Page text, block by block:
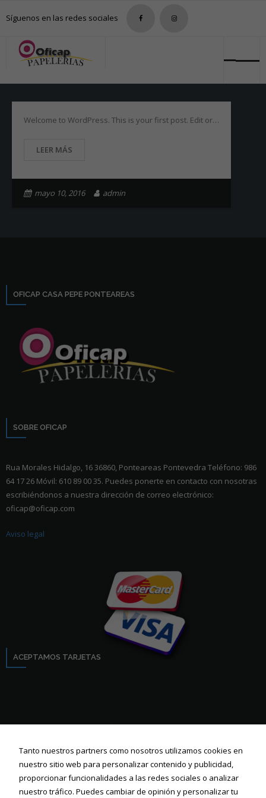
Síguenos en las redes sociales
Tienda
Tarifas
0 productos
Welcome to WordPress. This is your first post. Edit or…
LEER MÁS
mayo 10, 2016 admin
OFICAP CASA PEPE PONTEAREAS
SOBRE OFICAP
Rua Morales Hidalgo, 16 36860, Ponteareas Pontevedra Teléfono: 986
64 17 26 Móvil: 610 89 00 35. Puedes ponerte en contacto con nosotras
escribiéndonos a nuestra dirección de correo electrónico:
oficap@oficap.com
Aviso legal
ACEPTAMOS TARJETAS
Tanto nuestros partners como nosotros utilizamos cookies en
nuestro sitio web para personalizar contenido y publicidad,
proporcionar funcionalidades a las redes sociales o analizar
nuestro tráfico. Puedes cambiar de opinión y personalizar tu